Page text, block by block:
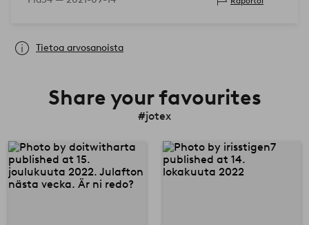
Tietoa arvosanoista
Share your favourites
#jotex